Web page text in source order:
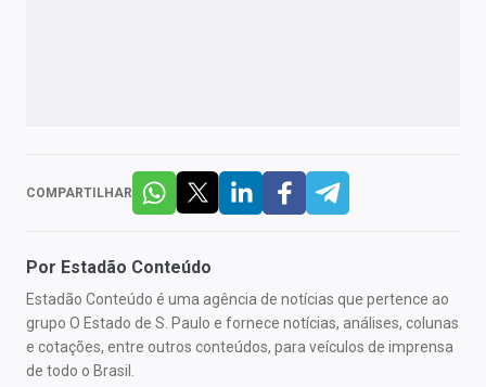
COMPARTILHAR
Por Estadão Conteúdo
Estadão Conteúdo é uma agência de notícias que pertence ao
grupo O Estado de S. Paulo e fornece notícias, análises, colunas
e cotações, entre outros conteúdos, para veículos de imprensa
de todo o Brasil.